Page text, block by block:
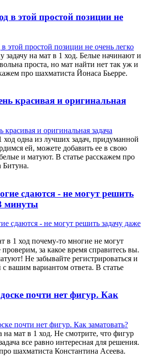
в этой простой позиции не
задачу на мат в 1 ход. Белые начинают и
проста, но мат найти нет так уж и
про шахматиста Йонаса Бьерре.
красивая и оригинальная
ход одна из лучших задач, придуманной
ей, можете добавить ее в свою
и матуют. В статье расскажем про
Битуна.
сдаются - не могут решить
минуты
в 1 ход почему-то многие не могут
за какое время справитесь вы.
Не забывайте регистрироваться и
вашим вариантом ответа. В статье
почти нет фигур. Как
на мат в 1 ход. Не смотрите, что фигур
все равно интересная для решения.
шахматиста Константина Асеева.